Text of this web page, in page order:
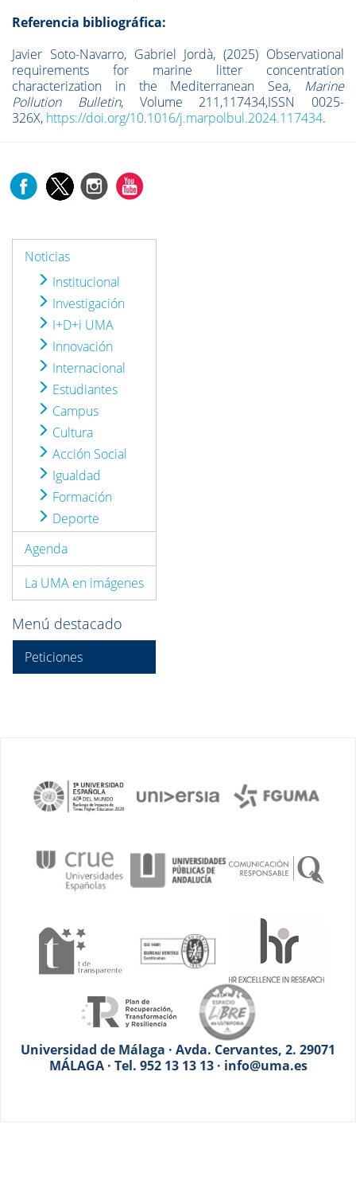
Referencia bibliográfica:
Javier Soto-Navarro, Gabriel Jordà, (2025) Observational
requirements for marine litter concentration
characterization in the Mediterranean Sea, Marine
Pollution Bulletin, Volume 211,117434,ISSN 0025-
326X, https://doi.org/10.1016/j.marpolbul.2024.117434.
Noticias
Institucional
Investigación
I+D+i UMA
Innovación
Internacional
Estudiantes
Campus
Cultura
Acción Social
Igualdad
Formación
Deporte
Agenda
La UMA en imágenes
Menú destacado
Peticiones
Universidad de Málaga · Avda. Cervantes, 2. 29071
MÁLAGA · Tel. 952 13 13 13 · info@uma.es